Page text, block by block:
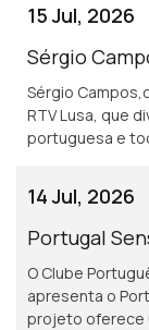
lusofonia.
15 Jul, 2026
Sérgio
Sérgio
RTV Lusa, que
portuguesa e
14 Jul, 2026
Portugal
O Clube
apresenta o
projeto oferece